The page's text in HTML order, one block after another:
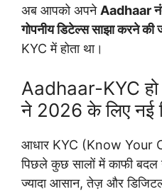
अब आपको अपनेAadhaar
गोपनीय डिटेल्स साझा करने की
KYC में होता था।
Aadhaar-KYC
ने 2026 के लिए नई
आधार KYC (Know Your
पिछले कुछ सालों में काफी
ज्यादा आसान, तेज़ और